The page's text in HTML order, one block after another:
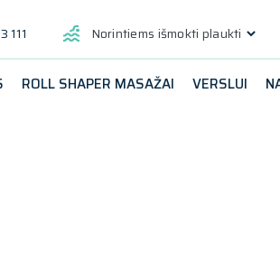
111 Norintiems išmokti plaukti
ROLL SHAPER MASAŽAI VERSLUI